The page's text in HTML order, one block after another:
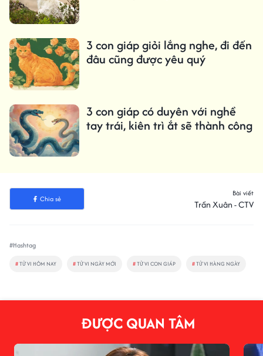
3 con giáp giỏi lắng nghe, đi đến
đâu cũng được yêu quý
3 con giáp có duyên với nghề
tay trái, kiên trì ắt sẽ thành công
Chia sẻ
Bài viết
Trần Xuân - CTV
#Hashtag
#TỬ VI HÔM NAY #TỬ VI NGÀY MỚI #TỬ VI CON GIÁP #TỬ VI HÀNG NGÀY
ĐƯỢC QUAN TÂM